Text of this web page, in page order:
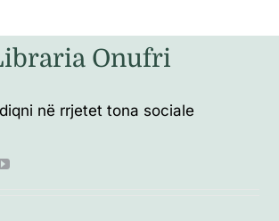
Onufri
në rrjetet tona sociale